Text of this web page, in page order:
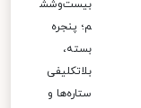
بیست‌وشش
م؛ پنجره
بسته،
بلاتکلیفی
ستاره‌ها و